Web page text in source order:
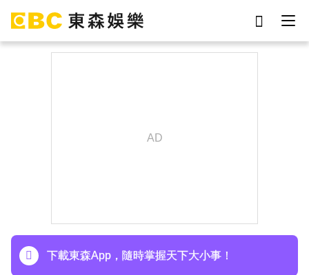
下載東森App，隨時掌握天下大小事！
活久點」粉絲怒轟：別再差別對待
下載東森App，隨時掌握天下大小事！